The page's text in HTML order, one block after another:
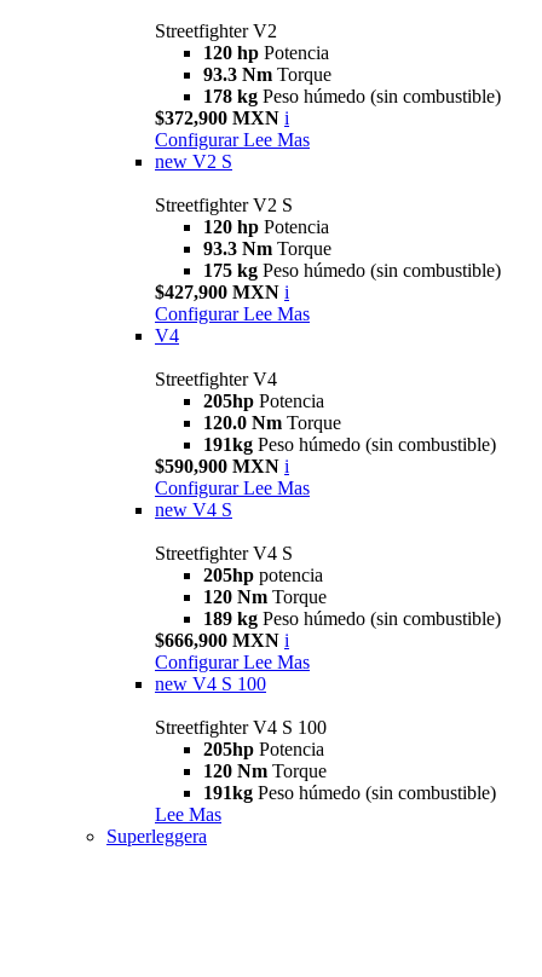
Streetfighter V2
120 hp Potencia
93.3 Nm Torque
178 kg Peso húmedo (sin combustible)
$372,900 MXN i
Configurar Lee Mas
new V2 S
Streetfighter V2 S
120 hp Potencia
93.3 Nm Torque
175 kg Peso húmedo (sin combustible)
$427,900 MXN i
Configurar Lee Mas
V4
Streetfighter V4
205hp Potencia
120.0 Nm Torque
191kg Peso húmedo (sin combustible)
$590,900 MXN i
Configurar Lee Mas
new V4 S
Streetfighter V4 S
205hp potencia
120 Nm Torque
189 kg Peso húmedo (sin combustible)
$666,900 MXN i
Configurar Lee Mas
new V4 S 100
Streetfighter V4 S 100
205hp Potencia
120 Nm Torque
191kg Peso húmedo (sin combustible)
Lee Mas
Superleggera